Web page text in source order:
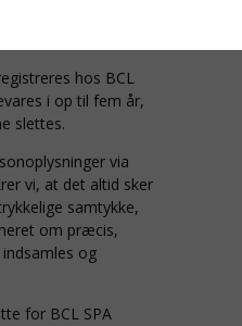
det formål, at
hos BCL
i op til fem år,
slettes.
via
vi, at det altid sker
samtykke,
om præcis,
og
for BCL SPA